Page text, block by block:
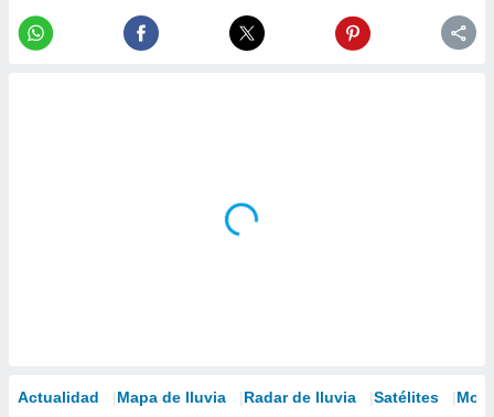
Actualidad Mapa de lluvia Radar de lluvia Satélites